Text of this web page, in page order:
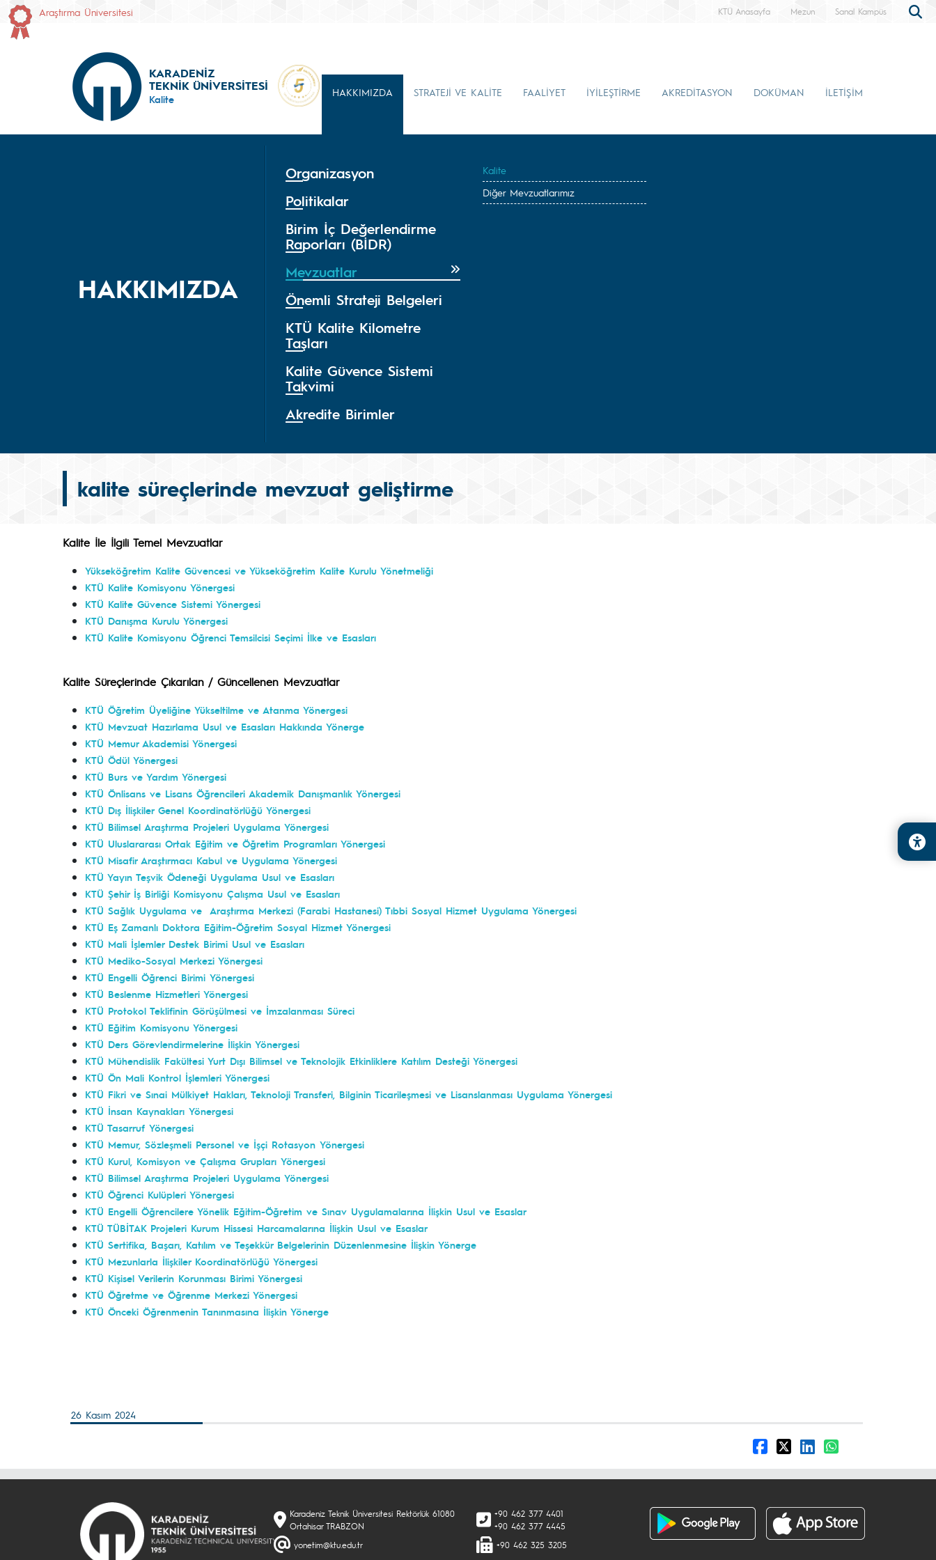
Araştırma Üniversitesi KTÜ Anasayfa Mezun Sanal Kampüs
KARADENİZ
TEKNİK ÜNİVERSİTESİ
Kalite
HAKKIMIZDA STRATEJİ VE KALİTE FAALİYET İYİLEŞTİRME AKREDİTASYON DOKÜMAN İLETİŞİM
HAKKIMIZDA
Organizasyon
Politikalar
Birim İç Değerlendirme
Raporları (BİDR)
Mevzuatlar
Önemli Strateji Belgeleri
KTÜ Kalite Kilometre
Taşları
Kalite Güvence Sistemi
Takvimi
Akredite Birimler
Kalite
Diğer Mevzuatlarımız
kalite süreçlerinde mevzuat geliştirme
Kalite İle İlgili Temel Mevzuatlar
Yükseköğretim Kalite Güvencesi ve Yükseköğretim Kalite Kurulu Yönetmeliği
KTÜ Kalite Komisyonu Yönergesi
KTÜ Kalite Güvence Sistemi Yönergesi
KTÜ Danışma Kurulu Yönergesi
KTÜ Kalite Komisyonu Öğrenci Temsilcisi Seçimi İlke ve Esasları
Kalite Süreçlerinde Çıkarılan / Güncellenen Mevzuatlar
KTÜ Öğretim Üyeliğine Yükseltilme ve Atanma Yönergesi
KTÜ Mevzuat Hazırlama Usul ve Esasları Hakkında Yönerge
KTÜ Memur Akademisi Yönergesi
KTÜ Ödül Yönergesi
KTÜ Burs ve Yardım Yönergesi
KTÜ Önlisans ve Lisans Öğrencileri Akademik Danışmanlık Yönergesi
KTÜ Dış İlişkiler Genel Koordinatörlüğü Yönergesi
KTÜ Bilimsel Araştırma Projeleri Uygulama Yönergesi
KTÜ Uluslararası Ortak Eğitim ve Öğretim Programları Yönergesi
KTÜ Misafir Araştırmacı Kabul ve Uygulama Yönergesi
KTÜ Yayın Teşvik Ödeneği Uygulama Usul ve Esasları
KTÜ Şehir İş Birliği Komisyonu Çalışma Usul ve Esasları
KTÜ Sağlık Uygulama ve Araştırma Merkezi (Farabi Hastanesi) Tıbbi Sosyal Hizmet Uygulama Yönergesi
KTÜ Eş Zamanlı Doktora Eğitim-Öğretim Sosyal Hizmet Yönergesi
KTÜ Mali İşlemler Destek Birimi Usul ve Esasları
KTÜ Mediko-Sosyal Merkezi Yönergesi
KTÜ Engelli Öğrenci Birimi Yönergesi
KTÜ Beslenme Hizmetleri Yönergesi
KTÜ Protokol Teklifinin Görüşülmesi ve İmzalanması Süreci
KTÜ Eğitim Komisyonu Yönergesi
KTÜ Ders Görevlendirmelerine İlişkin Yönergesi
KTÜ Mühendislik Fakültesi Yurt Dışı Bilimsel ve Teknolojik Etkinliklere Katılım Desteği Yönergesi
KTÜ Ön Mali Kontrol İşlemleri Yönergesi
KTÜ Fikri ve Sınai Mülkiyet Hakları, Teknoloji Transferi, Bilginin Ticarileşmesi ve Lisanslanması Uygulama Yönergesi
KTÜ İnsan Kaynakları Yönergesi
KTÜ Tasarruf Yönergesi
KTÜ Memur, Sözleşmeli Personel ve İşçi Rotasyon Yönergesi
KTÜ Kurul, Komisyon ve Çalışma Grupları Yönergesi
KTÜ Bilimsel Araştırma Projeleri Uygulama Yönergesi
KTÜ Öğrenci Kulüpleri Yönergesi
KTÜ Engelli Öğrencilere Yönelik Eğitim-Öğretim ve Sınav Uygulamalarına İlişkin Usul ve Esaslar
KTÜ TÜBİTAK Projeleri Kurum Hissesi Harcamalarına İlişkin Usul ve Esaslar
KTÜ Sertifika, Başarı, Katılım ve Teşekkür Belgelerinin Düzenlenmesine İlişkin Yönerge
KTÜ Mezunlarla İlişkiler Koordinatörlüğü Yönergesi
KTÜ Kişisel Verilerin Korunması Birimi Yönergesi
KTÜ Öğretme ve Öğrenme Merkezi Yönergesi
KTÜ Önceki Öğrenmenin Tanınmasına İlişkin Yönerge
26 Kasım 2024
Karadeniz Teknik Üniversitesi Rektörlük 61080
Ortahisar TRABZON
yonetim@ktu.edu.tr
+90 462 377 4401
+90 462 377 4445
+90 462 325 3205